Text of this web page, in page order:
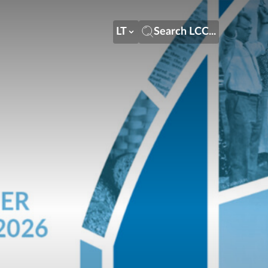
LT Search LCC...